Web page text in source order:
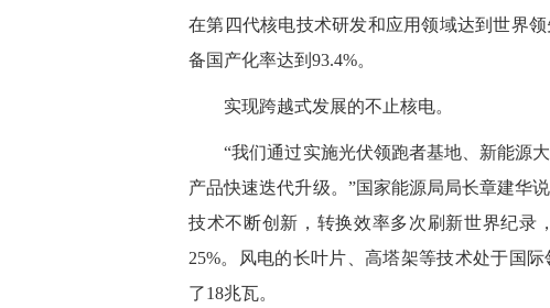
在第四代核电技术研发和应用领域达到世界
备国产化率达到93.4%。
实现跨越式发展的不止核电。
“我们通过实施光伏领跑者基地、新能源大
产品快速迭代升级。”国家能源局局长章建华
技术不断创新，转换效率多次刷新世界纪录
25%。风电的长叶片、高塔架等技术处于国
了18兆瓦。